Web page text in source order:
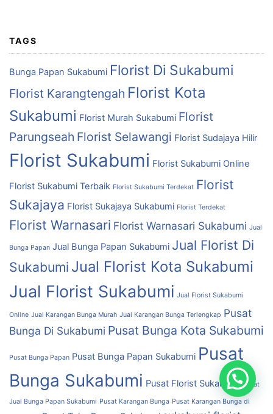
TAGS
Bunga Papan Sukabumi Florist Di Sukabumi
Florist Karangtengah Florist Kota
Sukabumi Florist Murah Sukabumi Florist
Parungseah Florist Selawangi Florist Sudajaya Hilir
Florist Sukabumi Florist Sukabumi Online
Florist Sukabumi Terbaik Florist Sukabumi Terdekat Florist
Sukajaya Florist Sukajaya Sukabumi Florist Terdekat
Florist Warnasari Florist Warnasari Sukabumi Jual
Bunga Papan Jual Bunga Papan Sukabumi Jual Florist Di
Sukabumi Jual Florist Kota Sukabumi
Jual Florist Sukabumi Jual Florist Sukabumi
Online Jual Karangan Bunga Murah Jual Karangan Bunga Terlengkap Pusat
Bunga Di Sukabumi Pusat Bunga Kota Sukabumi
Pusat Bunga Papan Pusat Bunga Papan Sukabumi Pusat
Bunga Sukabumi Pusat Florist Sukabumi Pusat
Jual Bunga Papan Sukabumi Pusat Karangan Bunga Pusat Karangan Bunga di